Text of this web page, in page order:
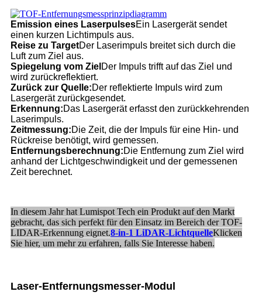
Emission eines LaserpulsesEin Lasergerät sendet
einen kurzen Lichtimpuls aus.
Reise zu TargetDer Laserimpuls breitet sich durch die
Luft zum Ziel aus.
Spiegelung vom Ziel Der Impuls trifft auf das Ziel und
wird zurückreflektiert.
Zurück zur Quelle:Der reflektierte Impuls wird zum
Lasergerät zurückgesendet.
Erkennung:Das Lasergerät erfasst den zurückkehrenden
Laserimpuls.
Zeitmessung:Die Zeit, die der Impuls für eine Hin- und
Rückreise benötigt, wird gemessen.
Entfernungsberechnung:Die Entfernung zum Ziel wird
anhand der Lichtgeschwindigkeit und der gemessenen
Zeit berechnet.
In diesem Jahr hat Lumispot Tech ein Produkt auf den Markt
gebracht, das sich perfekt für den Einsatz im Bereich der TOF-
LIDAR-Erkennung eignet.8-in-1 LiDAR-LichtquelleKlicken
Sie hier, um mehr zu erfahren, falls Sie Interesse haben.
Laser-Entfernungsmesser-Modul